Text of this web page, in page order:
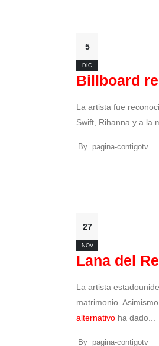
5
DIC
Billboard
La artista fue
Swift, Rihanna y a la
By pagina-contigotv
27
NOV
Lana del
La artista
matrimonio.
alternativo ha dado...
By pagina-contigotv